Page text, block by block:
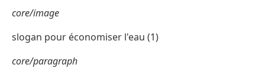
core/image
slogan pour économiser l'eau (1)
core/paragraph